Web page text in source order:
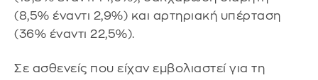
(8,5% έναντι 2,9%) και αρτηριακή υπέρταση
(36% έναντι 22,5%).
Σε ασθενείς που είχαν εμβολιαστεί για τη